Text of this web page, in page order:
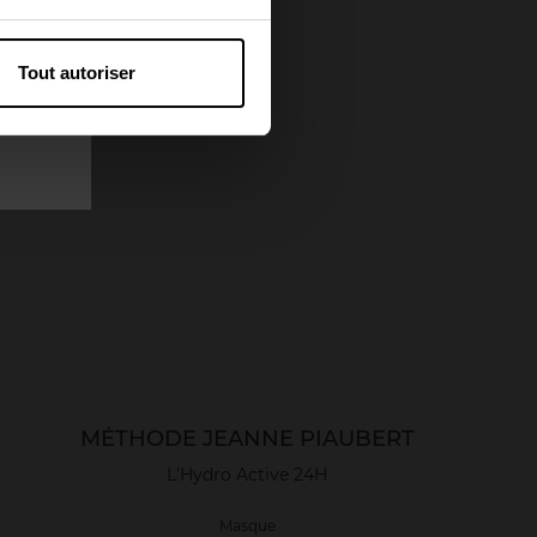
Tout autoriser
MÉTHODE JEANNE PIAUBERT
L'Hydro Active 24H
Masque